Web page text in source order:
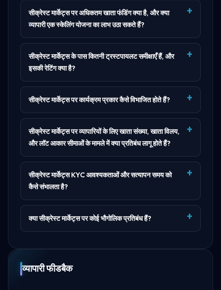
सीक्रेस्ट मार्केट्स पर अधिकतम खाता फंडिंग क्या है, और क्या
व्यापारी एक स्केलिंग योजना का लाभ उठा सकते हैं?
सीक्रेस्ट मार्केट्स के पास कितनी ट्रस्टपायलट समीक्षाएँ हैं, और
इसकी रेटिंग क्या है?
सीक्रेस्ट मार्केट्स पर कार्यक्रम प्रकार कैसे विभाजित होते हैं?
सीक्रेस्ट मार्केट्स पर व्यापारियों के लिए खाता संख्या, खाता विलय,
और लॉट आकार सीमाओं के मामले में क्या प्रतिबंध लागू होते हैं?
सीक्रेस्ट मार्केट्स KYC आवश्यकताओं और सत्यापन समय को
कैसे संभालता है?
क्या सीक्रेस्ट मार्केट्स पर कोई भौगोलिक प्रतिबंध हैं?
व्यापारी फीडबैक